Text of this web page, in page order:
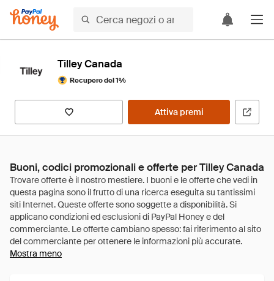
Tilley Canada
Recupero del 1%
Attiva premi
Buoni, codici promozionali e offerte per Tilley Canada
Mostra meno